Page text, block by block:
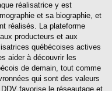
réalisatrice y est
et sa biographie, et
réalisés. La plateforme
producteurs et aux
québécoises actives
aider à découvrir les
de demain, tout comme
qui sont des valeurs
favorise le réseautage et